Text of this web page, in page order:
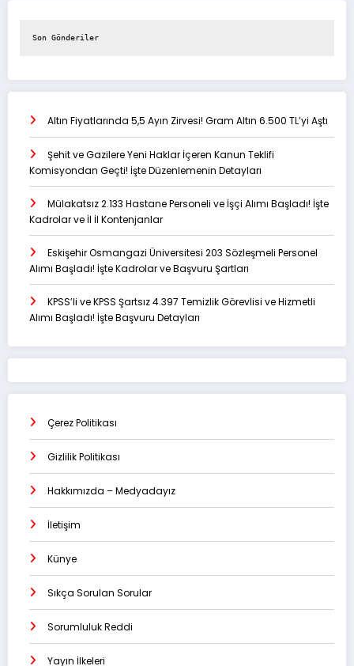
Son Gönderiler
Altın Fiyatlarında 5,5 Ayın Zirvesi! Gram Altın 6.500 TL’yi Aştı
Şehit ve Gazilere Yeni Haklar İçeren Kanun Teklifi
Komisyondan Geçti! İşte Düzenlemenin Detayları
Mülakatsız 2.133 Hastane Personeli ve İşçi Alımı Başladı! İşte
Kadrolar ve İl İl Kontenjanlar
Eskişehir Osmangazi Üniversitesi 203 Sözleşmeli Personel
Alımı Başladı! İşte Kadrolar ve Başvuru Şartları
KPSS’li ve KPSS Şartsız 4.397 Temizlik Görevlisi ve Hizmetli
Alımı Başladı! İşte Başvuru Detayları
Çerez Politikası
Gizlilik Politikası
Hakkımızda – Medyadayız
İletişim
Künye
Sıkça Sorulan Sorular
Sorumluluk Reddi
Yayın İlkeleri